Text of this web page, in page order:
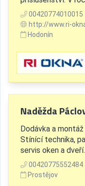
00420774010015
http://www.ri-
Hodonín
Naděžda
Dodávka a
Stínící technika,
servis oken a dveří.
00420775552484
Prostějov